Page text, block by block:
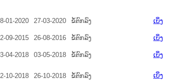
01-2020 27-03-2020 ຂໍ້ຕົກລົງ
ເບິ່ງ
09-2015 26-08-2016 ຂໍ້ຕົກລົງ
ເບິ່ງ
04-2018 03-05-2018 ຂໍ້ຕົກລົງ
ເບິ່ງ
10-2018 26-10-2018 ຂໍ້ຕົກລົງ ເບິ່ງ